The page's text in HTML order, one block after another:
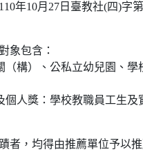
年10月27日臺教社(四)字
象包含：
（構）、公私立幼兒園、
個人獎：學校教職員工生及
者，均得由推薦單位予以推